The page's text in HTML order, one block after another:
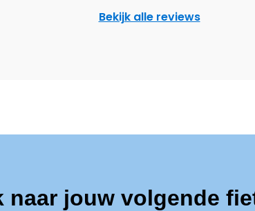
Bekijk alle reviews
naar jouw volgende